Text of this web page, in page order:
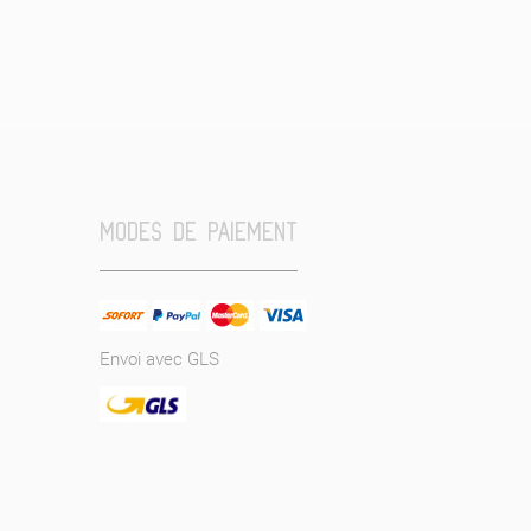
MODES DE PAIEMENT
Envoi avec GLS